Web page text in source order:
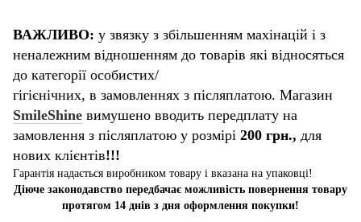
ВАЖЛИВО: у звязку з збільшенням махінацій і з
неналежним відношенням до товарів які відносяться
до категорії особистих/
гігієнічних, в замовленнях з післяплатою. Магазин
SmileShine вимушено вводить передплату на
замовлення з післяплатою у розмірі 200 грн., для
нових клієнтів!!!
Гарантія надається виробником товару і вказана на упаковці!
Діюче законодавство передбачає можливість повернення товару
протягом 14 днів з дня оформлення покупки!